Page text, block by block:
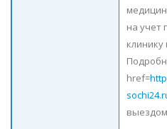
на учет
клинику
href=